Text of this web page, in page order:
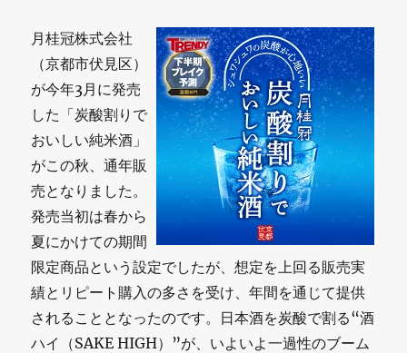
月桂冠株式会社
（京都市伏見区）
が今年3月に発売
した「炭酸割りで
おいしい純米酒」
がこの秋、通年販
売となりました。
発売当初は春から
夏にかけての期間
限定商品という設定でしたが、想定を上回る販売実
績とリピート購入の多さを受け、年間を通じて提供
されることとなったのです。日本酒を炭酸で割る“酒
ハイ（SAKE HIGH）”が、いよいよ一過性のブーム